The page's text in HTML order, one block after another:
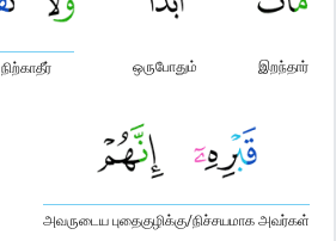
இறந்தார்
ஒருபோதும்
நிற்காதீர்
அவருடைய புதைகுழிக்கு/நிச்சயமாக அவர்கள்